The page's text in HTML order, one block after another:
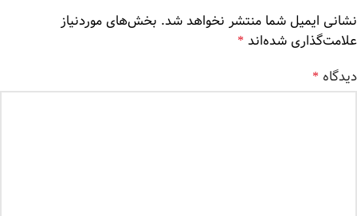
نشانی ایمیل شما منتشر نخواهد شد. بخش‌های موردنیاز
علامت‌گذاری شده‌اند *
دیدگاه *